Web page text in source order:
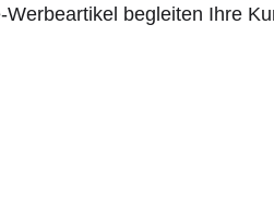
begleiten Ihre